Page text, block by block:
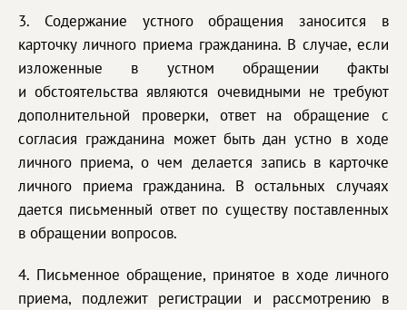
3. Содержание устного обращения заносится в
карточку личного приема гражданина. В случае, если
изложенные в устном обращении факты
и обстоятельства являются очевидными не требуют
дополнительной проверки, ответ на обращение с
согласия гражданина может быть дан устно в ходе
личного приема, о чем делается запись в карточке
личного приема гражданина. В остальных случаях
дается письменный ответ по существу поставленных
в обращении вопросов.
4. Письменное обращение, принятое в ходе личного
приема, подлежит регистрации и рассмотрению в